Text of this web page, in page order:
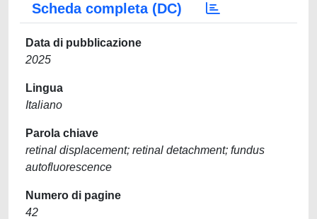
Scheda completa (DC)
Data di pubblicazione
2025
Lingua
Italiano
Parola chiave
retinal displacement; retinal detachment; fundus
autofluorescence
Numero di pagine
42